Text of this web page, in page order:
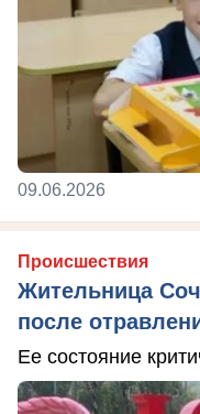
09.06.2026
Происшествия
Жительница
после
Ее состояние